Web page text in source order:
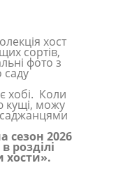
хост
сортів,
фото з
саду
хобі. Коли
можу
сезон 2026
розділі
хости».